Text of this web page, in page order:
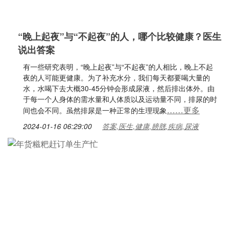
“晚上起夜”与“不起夜”的人，哪个比较健康？医生
说出答案
有一些研究表明，“晚上起夜”与“不起夜”的人相比，晚上不起
夜的人可能更健康。为了补充水分，我们每天都要喝大量的
水，水喝下去大概30-45分钟会形成尿液，然后排出体外。由
于每一个人身体的需水量和人体质以及运动量不同，排尿的时
间也会不同。虽然排尿是一种正常的生理现象……更多
2024-01-16 06:29:00 答案,医生,健康,膀胱,疾病,尿液